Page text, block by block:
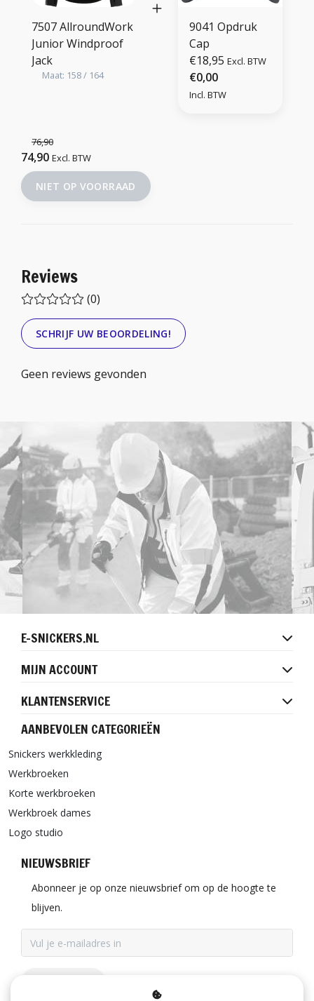
7507 AllroundWork
Junior Windproof
Jack
Maat: 158 / 164
9041 Opdruk
Cap
€18,95 Excl. BTW
€0,00
Incl. BTW
76,90
74,90 Excl. BTW
NIET OP VOORRAAD
Reviews
(0)
SCHRIJF UW BEOORDELING!
Geen reviews gevonden
E-SNICKERS.NL
MIJN ACCOUNT
KLANTENSERVICE
AANBEVOLEN CATEGORIEËN
Snickers werkkleding
Werkbroeken
Korte werkbroeken
Werkbroek dames
Logo studio
NIEUWSBRIEF
Abonneer je op onze nieuwsbrief om op de hoogte te
blijven.